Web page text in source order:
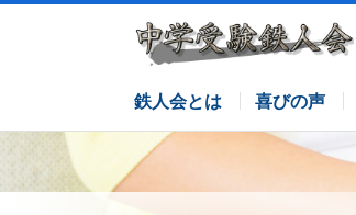
鉄人会とは 喜びの声
サピックスコース
栄光ゼミナールコース